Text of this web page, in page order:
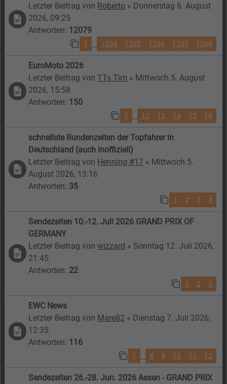
Letzter Beitrag von Roberto « Donnerstag 6. August
2026, 09:25
Antworten: 12079
1 … 1204 1205 1206 1207 1208
EuroMoto 2026
Letzter Beitrag vonTTs Tim « Mittwoch 5. August
2026, 15:58
Antworten: 150
1 … 12 13 14 15 16
schnellste Rundenzeiten der Topfahrer in
Deutschland (auch inoffiziell)
Letzter Beitrag von Henning #17 « Mittwoch 5.
August 2026, 13:16
Antworten: 35
1 2 3 4
Sendezeiten 10.-12. Juli 2026 GRAND PRIX OF
GERMANY
Letzter Beitrag vonwizzard « Sonntag 12. Juli 2026,
21:45
Antworten: 22
1 2 3
EWC News
Letzter Beitrag von Mare82 « Dienstag 7. Juli 2026,
12:35
Antworten: 116
1 … 8 9 10 11 12
Sendezeiten 26.-28. Jun. 2026 Assen - GRAND PRIX